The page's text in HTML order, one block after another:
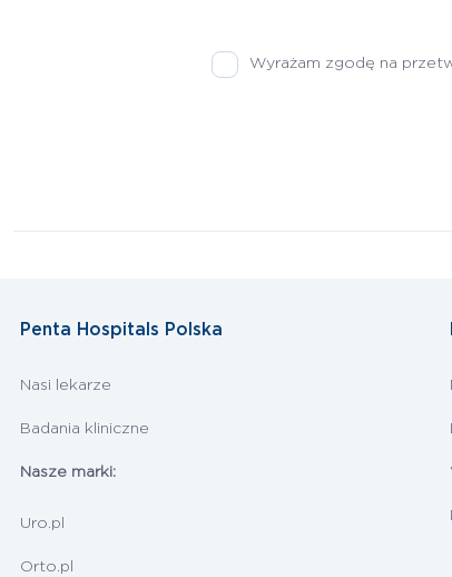
Wyrażam zgodę na
Penta Hospitals Polska
Nasi lekarze
Badania kliniczne
Nasze marki:
Uro.pl
Orto.pl